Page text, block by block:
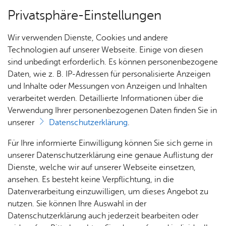
Über­sicht Bür­ger & Stadt
Rat­
haus &
Bür­
ger­
ser­vice
Rat­
häu­ser
Nach­
rich­
ten,
Vi­de­os
& Bil­
der
Me­di­
Jobs
Stel­
len­an­
ge­bo­te
Aus­bil­
dung &
Stu­di­
Bauen
& Um­
welt
Geo­
da­ten
Ge­
sund­
heit &
kum
For­mu­la­re
Vor­le­sen
Arzt­re­gis­ter­an­trag
Arztregisterantrag
Dienst­leis­tun­gen & Zu­stän­dig­keit
Privatsphäre-Einstellungen
Wir verwenden Dienste, Cookies und andere
Technologien auf unserer Webseite. Einige von diesen
sind unbedingt erforderlich. Es können personenbezogene
Daten, wie z. B. IP-Adressen für personalisierte Anzeigen
und Inhalte oder Messungen von Anzeigen und Inhalten
verarbeitet werden. Detaillierte Informationen über die
Verwendung Ihrer personenbezogenen Daten finden Sie in
unserer
Datenschutzerklärung.
Für Ihre informierte Einwilligung können Sie sich gerne in
unserer Datenschutzerklärung eine genaue Auflistung der
Dienste, welche wir auf unserer Webseite einsetzen,
ansehen. Es besteht keine Verpflichtung, in die
Datenverarbeitung einzuwilligen, um dieses Angebot zu
nutzen. Sie können Ihre Auswahl in der
Datenschutzerklärung auch jederzeit bearbeiten oder